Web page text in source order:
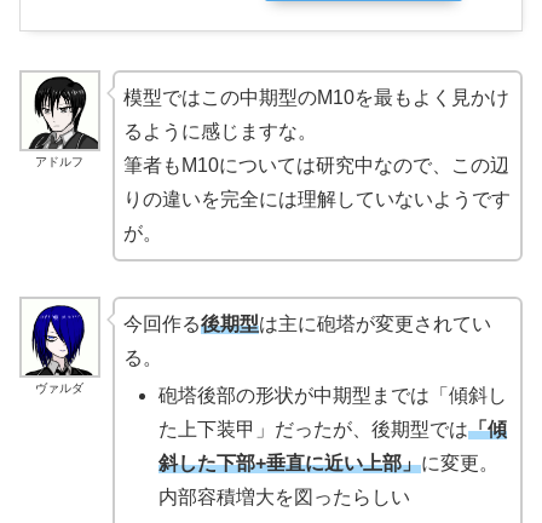
アドルフ
模型ではこの中期型のM10を最もよく見かけ
るように感じますな。
筆者もM10については研究中なので、この辺
りの違いを完全には理解していないようです
が。
ヴァルダ
今回作る後期型は主に砲塔が変更されてい
る。
砲塔後部の形状が中期型までは「傾斜し
た上下装甲」だったが、後期型では「傾
斜した下部+垂直に近い上部」に変更。
内部容積増大を図ったらしい